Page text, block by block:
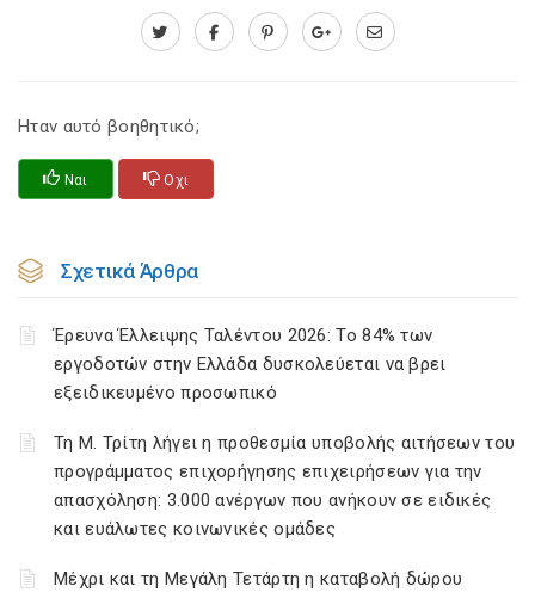
Ηταν αυτό βοηθητικό;
Ναι Οχι
Σχετικά Άρθρα
Έρευνα Έλλειψης Ταλέντου 2026: Το 84% των
εργοδοτών στην Ελλάδα δυσκολεύεται να βρει
εξειδικευμένο προσωπικό
Τη Μ. Τρίτη λήγει η προθεσμία υποβολής αιτήσεων του
προγράμματος επιχορήγησης επιχειρήσεων για την
απασχόληση: 3.000 ανέργων που ανήκουν σε ειδικές
και ευάλωτες κοινωνικές ομάδες
Μέχρι και τη Μεγάλη Τετάρτη η καταβολή δώρου